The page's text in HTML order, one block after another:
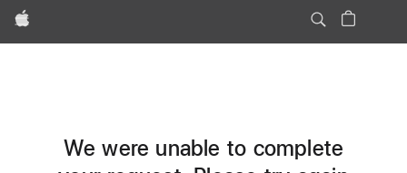
Apple
We were unable to complete